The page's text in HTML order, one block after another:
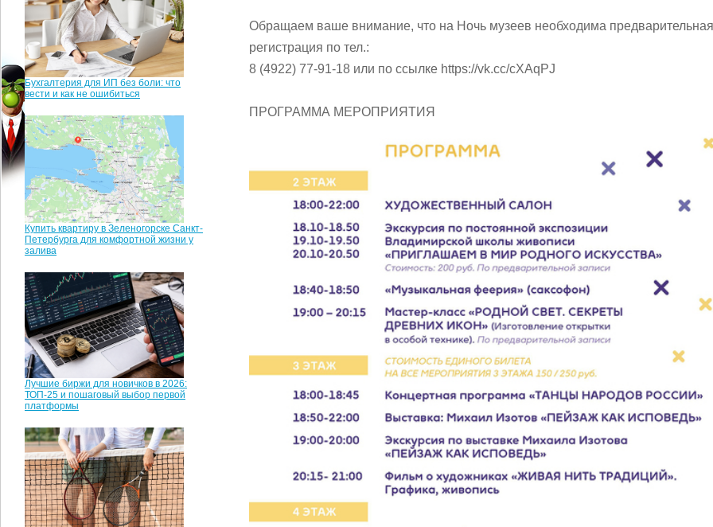
Бухгалтерия для ИП без боли: что
вести и как не ошибиться
Купить квартиру в Зеленогорске Санкт-
Петербурга для комфортной жизни у
залива
Лучшие биржи для новичков в 2026:
ТОП-25 и пошаговый выбор первой
платформы
Обращаем ваше внимание, что на Ночь музеев необходима предварительная
регистрация по тел.:
8 (4922) 77-91-18 или по ссылке https://vk.cc/cXAqPJ
ПРОГРАММА МЕРОПРИЯТИЯ